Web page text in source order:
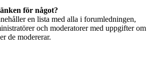
för något?
en lista med alla i forumledningen,
och moderatorer med uppgifter om
de modererar.